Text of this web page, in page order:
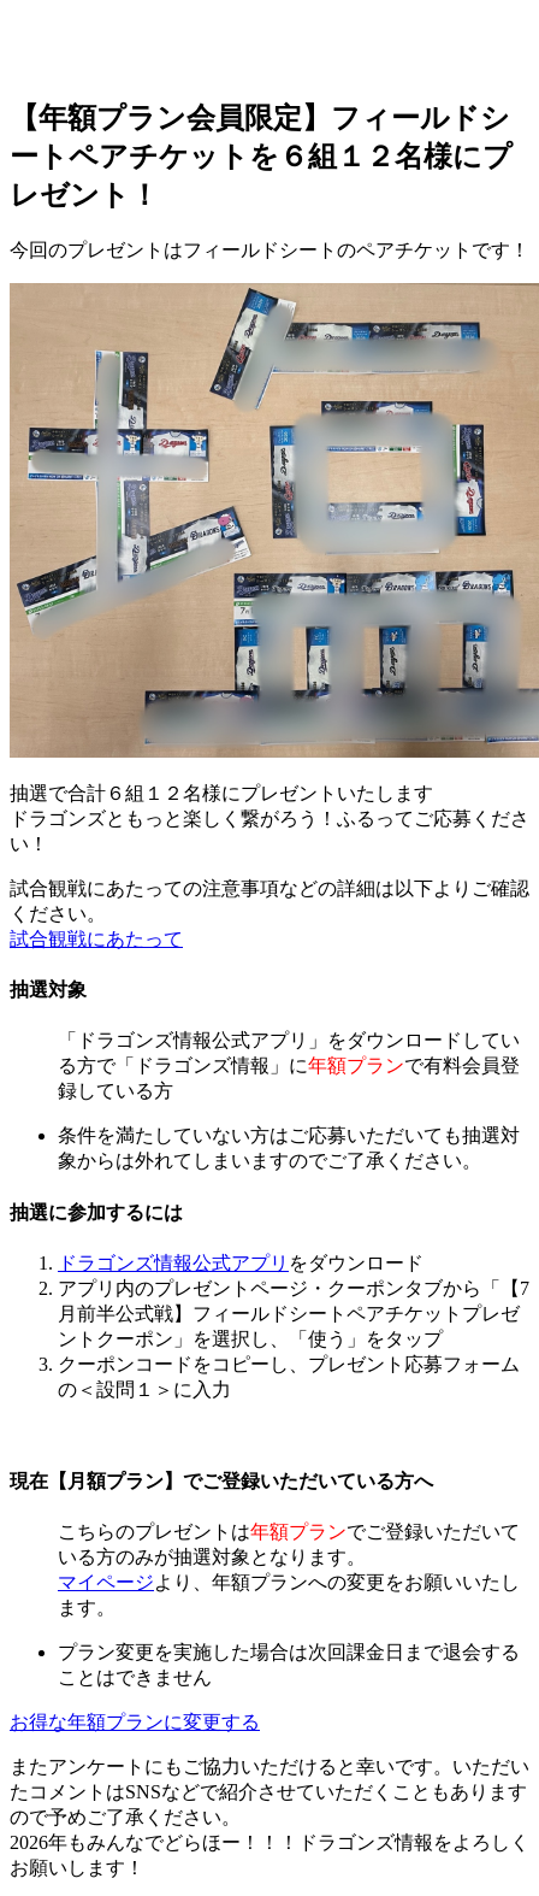
【年額プラン会員限定】フィールドシ
ートペアチケットを６組１２名様にプ
レゼント！
今回のプレゼントはフィールドシートのペアチケット です！
抽選で合計 ６組１２名様にプレゼントいたします
ドラゴンズともっと楽しく繋がろう！ふるってご応募くださ
い！
試合観戦にあたっての注意事項などの詳細は以下よりご確認
ください。
試合観戦にあたって
抽選対象
「ドラゴンズ情報公式アプリ」をダウンロードしてい
る方で「ドラゴンズ情報」に年額プランで有料会員登
録している方
条件を満たしていない方はご応募いただいても抽選対
象からは外れてしまいますのでご了承ください。
抽選に参加するには
ドラゴンズ情報公式アプリ をダウンロード
アプリ内のプレゼントページ・クーポンタブから「【7
月前半公式戦】フィールドシートペアチケットプレゼ
ントクーポン」を選択し、「使う」をタップ
クーポンコードをコピーし、プレゼント応募フォーム
の＜設問１＞に入力
現在【月額プラン】でご登録いただいている方へ
こちらのプレゼントは年額プランでご登録いただいて
いる方のみが抽選対象となります。
マイページより、年額プランへの変更をお願いいたし
ます。
プラン変更を実施した場合は次回課金日まで退会する
ことはできません
お得な年額プランに変更する
またアンケートにもご協力いただけると幸いです。いただい
たコメントはSNSなどで紹介させていただくこともあります
ので予めご了承ください。
2026年もみんなでどらほー！！！ドラゴンズ情報をよろしく
お願いします！